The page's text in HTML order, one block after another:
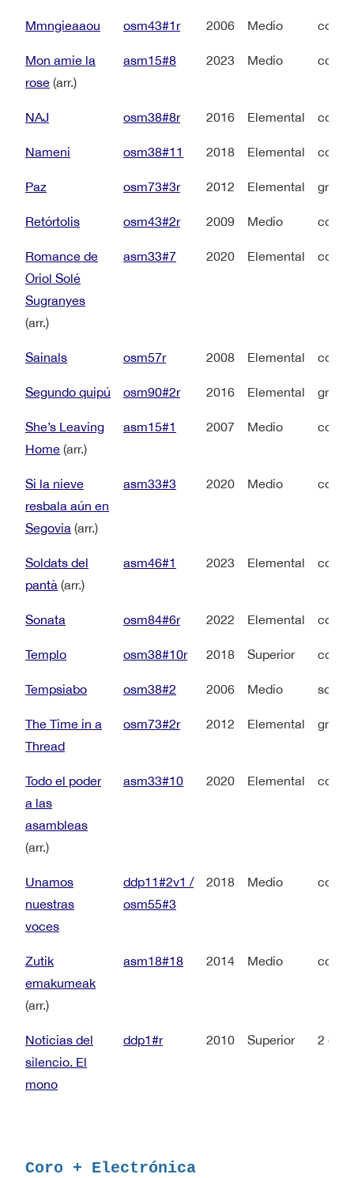
Mmngieaaou osm43#1r 2006 Medio coro
Mon amie la
rose (arr.)
asm15#8 2023 Medio coro
NAJ osm38#8r 2016 Elemental coro
Nameni osm38#11 2018 Elemental coro
Paz osm73#3r 2012 Elemental grupo
Retórtolis osm43#2r 2009 Medio coro
Romance de
Oriol Solé
Sugranyes
(arr.)
asm33#7 2020 Elemental coro
Sainals osm57r 2008 Elemental coro
Segundo quipú osm90#2r 2016 Elemental grupo
She’s Leaving
Home (arr.)
asm15#1 2007 Medio coro
Si la nieve
resbala aún en
Segovia (arr.)
asm33#3 2020 Medio coro
Soldats del
pantà (arr.)
asm46#1 2023 Elemental coro
Sonata osm84#6r 2022 Elemental coro
Templo osm38#10r 2018 Superior coro
Tempsiabo osm38#2 2006 Medio
The Time in a
Thread
osm73#2r 2012 Elemental grupo
Todo el poder
a las
asambleas
(arr.)
asm33#10 2020 Elemental coro
Unamos
nuestras
voces
ddp11#2v1 /
osm55#3
2018 Medio coro
Zutik
emakumeak
(arr.)
asm18#18 2014 Medio coro
Noticias del
silencio. El
mono
ddp1#r 2010 Superior 2
Coro + Electrónica